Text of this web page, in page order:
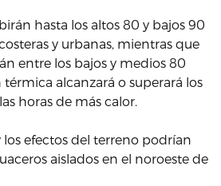
hasta los altos 80 y bajos 90
y urbanas, mientras que
entre los bajos y medios 80
térmica alcanzará o superará los
horas de más calor.
los efectos del terreno podrían
aislados en el noroeste de